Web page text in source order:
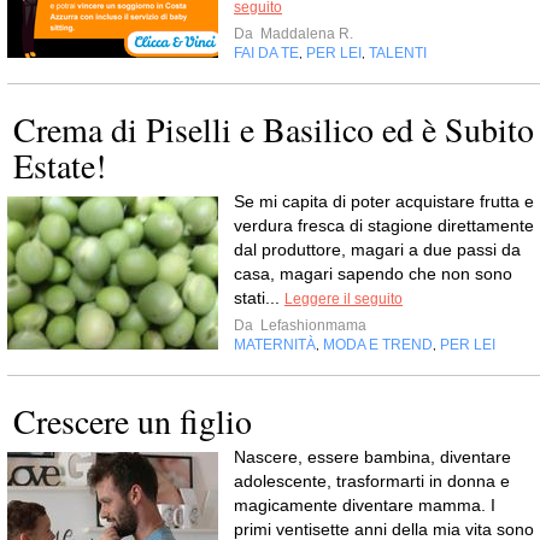
seguito
Da Maddalena R.
FAI DA TE PER LEI TALENTI
Crema di Piselli e Basilico ed è Subito
Estate!
Se mi capita di poter acquistare frutta e
verdura fresca di stagione direttamente
dal produttore, magari a due passi da
casa, magari sapendo che non sono
stati...
Leggere il seguito
Da Lefashionmama
MATERNITÀ MODA E TREND PER LEI
Crescere un figlio
Nascere, essere bambina, diventare
adolescente, trasformarti in donna e
magicamente diventare mamma. I
primi ventisette anni della mia vita sono